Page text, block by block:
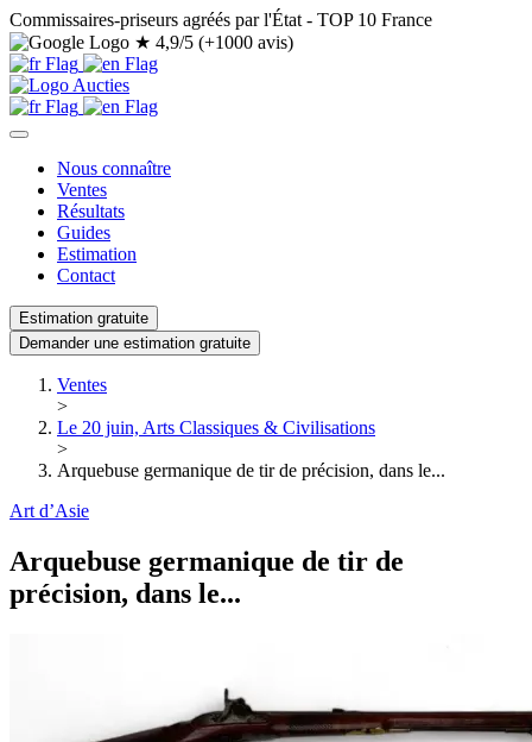
Commissaires-priseurs agréés par l'État - TOP 10 France
★ 4,9/5 (+1000 avis)
Nous connaître
Ventes
Résultats
Guides
Estimation
Contact
Estimation gratuite
Demander une estimation gratuite
Ventes
>
Le 20 juin, Arts Classiques & Civilisations
>
Arquebuse germanique de tir de précision, dans le...
Art d’Asie
Arquebuse germanique de tir de
précision, dans le...